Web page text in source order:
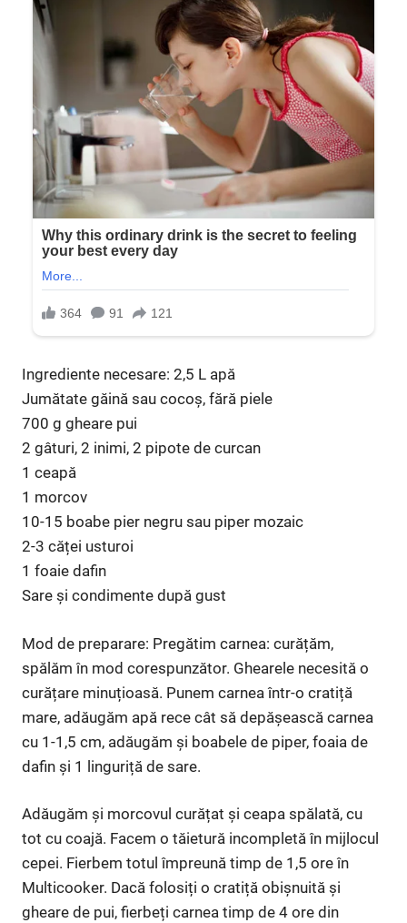
Ingrediente necesare: 2,5 L apă
Jumătate găină sau cocoș, fără piele
700 g gheare pui
2 gâturi, 2 inimi, 2 pipote de curcan
1 ceapă
1 morcov
10-15 boabe pier negru sau piper mozaic
2-3 căței usturoi
1 foaie dafin
Sare și condimente după gust
Mod de preparare: Pregătim carnea: curățăm,
spălăm în mod corespunzător. Ghearele necesită o
curățare minuțioasă. Punem carnea într-o cratiță
mare, adăugăm apă rece cât să depășească carnea
cu 1-1,5 cm, adăugăm și boabele de piper, foaia de
dafin și 1 linguriță de sare.
Adăugăm și morcovul curățat și ceapa spălată, cu
tot cu coajă. Facem o tăietură incompletă în mijlocul
cepei. Fierbem totul împreună timp de 1,5 ore în
Multicooker. Dacă folosiți o cratiță obișnuită și
gheare de pui, fierbeți carnea timp de 4 ore din